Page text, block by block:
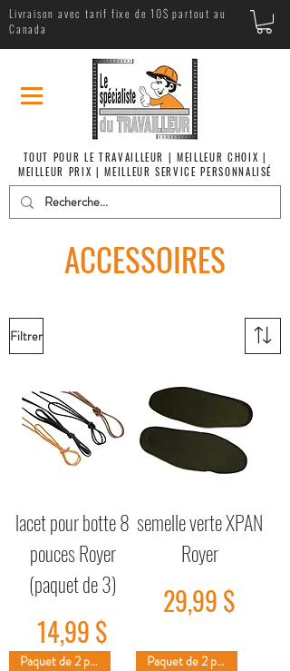
Livraison avec tarif fixe de 10$ partout au
Canada
TOUT POUR LE TRAVAILLEUR | MEILLEUR CHOIX |
MEILLEUR PRIX | MEILLEUR SERVICE PERSONNALISÉ
ACCESSOIRES
Filtrer
lacet pour botte 8
pouces Royer
(paquet de 3)
Prix
14,99 $
semelle verte XPAN
Royer
Prix
29,99 $
Paquet de 2 paires Paquet de 2 paires